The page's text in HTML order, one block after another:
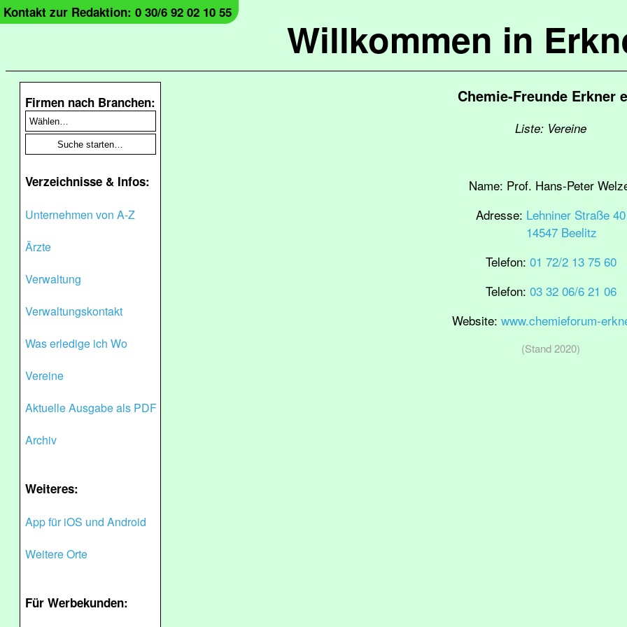
Willkommen in
Kontakt zur Redaktion: 0 30/6 92 02 10 55
Firmen nach Branchen:
Verzeichnisse & Infos:
Unternehmen von A-Z
Ärzte
Verwaltung
Verwaltungskontakt
Was erledige ich Wo
Vereine
Aktuelle Ausgabe als PDF
Archiv
Weiteres:
App für iOS und Android
Weitere Orte
Für Werbekunden:
Chemie-Freunde Erkner
Liste: Vereine
Name: Prof. Hans-Peter
Adresse: Lehniner Straße 40
14547 Beelitz
Telefon: 01 72/2 13 75 60
Telefon: 03 32 06/6 21 06
Website: www.chemieforum-
(Stand 2020)